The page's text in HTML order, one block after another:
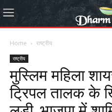
Home राष्ट्रीय
राष्ट्रीय
मुस्लिम महिला
ट्रिपल तालक के